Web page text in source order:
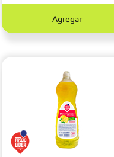
Agregar